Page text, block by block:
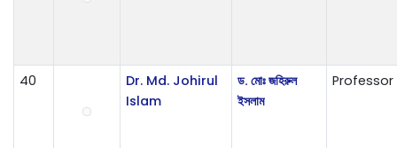
40
Dr. Md. Johirul
Islam
ড. মোঃ জহিরুল
ইসলাম
Professor